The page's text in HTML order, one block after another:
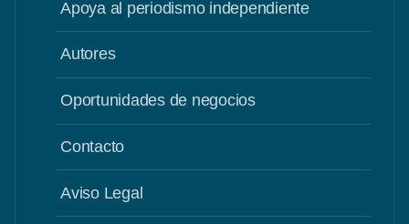
Apoya al periodismo independiente
Autores
Oportunidades de negocios
Contacto
Aviso Legal